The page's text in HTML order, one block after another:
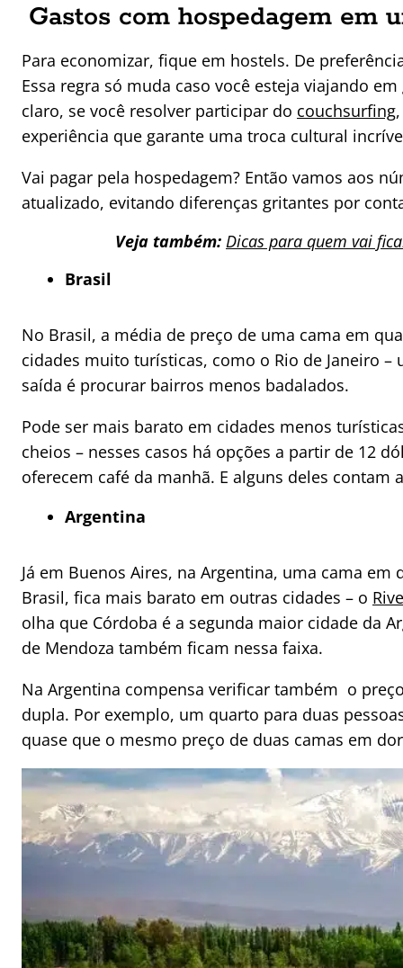
Gastos com hospedagem em
Para economizar, fique em hostels. De
Essa regra só muda caso você esteja viajando
claro, se você resolver participar do couchsurfing
experiência que garante uma troca cultural
Vai pagar pela hospedagem? Então vamos aos
atualizado, evitando diferenças gritantes por
Veja também: Dicas para quem vai
Brasil
No Brasil, a média de preço de uma cama em
cidades muito turísticas, como o Rio de Janeiro
saída é procurar bairros menos badalados.
Pode ser mais barato em cidades menos
cheios – nesses casos há opções a partir de 12
oferecem café da manhã. E alguns deles contam
Argentina
Já em Buenos Aires, na Argentina, uma cama
Brasil, fica mais barato em outras cidades – o
olha que Córdoba é a segunda maior cidade da
de Mendoza também ficam nessa faixa.
Na Argentina compensa verificar também o
dupla. Por exemplo, um quarto para duas
quase que o mesmo preço de duas camas em